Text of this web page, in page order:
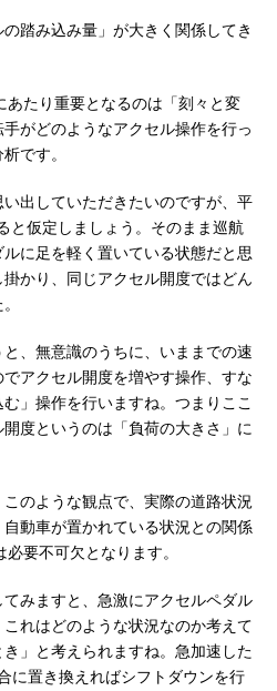
踏み込み量」が大きく関係してき
たり重要となるのは「刻々と変
がどのようなアクセル操作を行っ
です。
出していただきたいのですが、平
と仮定しましょう。そのまま巡航
に足を軽く置いている状態だと思
かり、同じアクセル開度ではどん
、無意識のうちに、いままでの速
アクセル開度を増やす操作、すな
」操作を行いますね。つまりここ
度というのは「負荷の大きさ」に
のような観点で、実際の道路状況
動車が置かれている状況との関係
要不可欠となります。
みますと、急激にアクセルペダル
れはどのような状況なのか考えて
」と考えられますね。急加速した
に置き換えればシフトダウンを行